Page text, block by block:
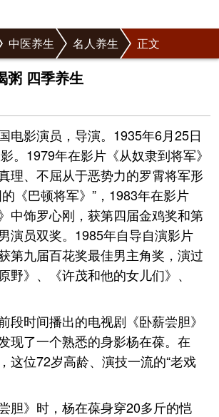
中医养生 名人养生 正文
粥 四季养生
电影演员，导演。1935年6月25日
。1979年在影片《从奴隶到将军》
理、不屈从于恶势力的罗霄将军形
《巴顿将军》”，1983年在影片
中饰罗心刚，获第四届金鸡奖和第
演员双奖。1985年自导自演影片
第九届百花奖最佳男主角奖，演过
野》、《许茂和他的女儿们》、
段时间播出的电视剧《卧薪尝胆》
现了一个熟悉的身影杨在葆。在
这位72岁高龄、演技一流的“老戏
胆》时，杨在葆身穿20多斤的恺